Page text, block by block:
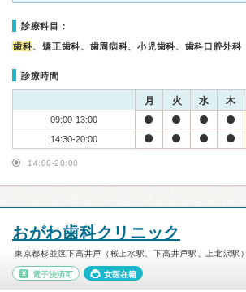
診療科目：
歯科、矯正歯科、歯周病科、小児歯科、歯科口腔外科
診療時間
月 火 水 木
09:00-13:00
14:30-20:00
14:00-20:00
おがわ歯科クリニック
東京都杉並区下高井戸（桜上水駅、下高井戸駅、上北沢駅）
電子決済可 女医在籍